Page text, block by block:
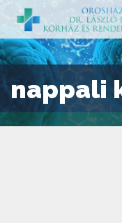
nappali